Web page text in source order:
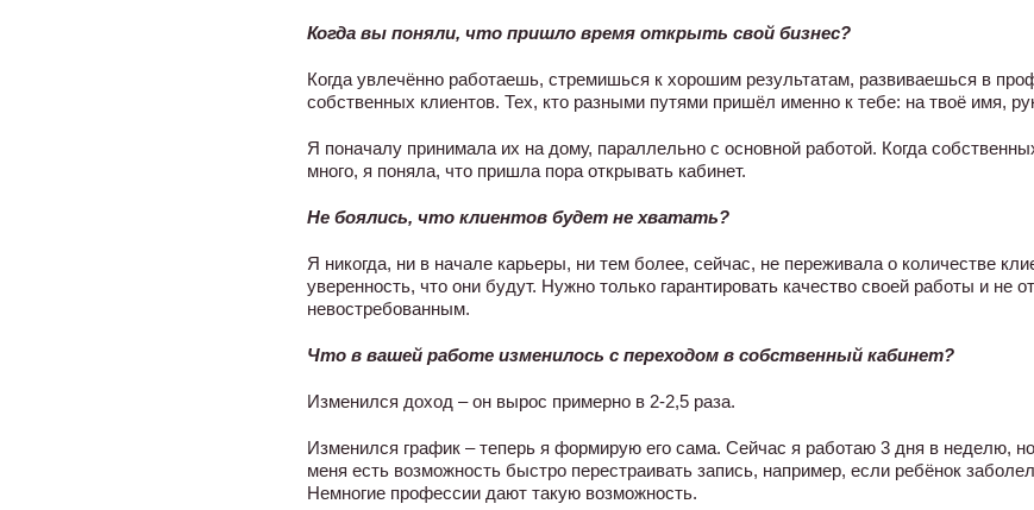
Когда вы поняли, что пришло время открыть свой бизнес?
Когда увлечённо работаешь, стремишься к хорошим результатам, развиваешься в
собственных клиентов. Тех, кто разными путями пришёл именно к тебе: на твоё имя,
Я поначалу принимала их на дому, параллельно с основной работой. Когда
много, я поняла, что пришла пора открывать кабинет.
Не боялись, что клиентов будет не хватать?
Я никогда, ни в начале карьеры, ни тем более, сейчас, не переживала о количестве
уверенность, что они будут. Нужно только гарантировать качество своей работы и не
невостребованным.
Что в вашей работе изменилось с переходом в собственный кабинет?
Изменился доход – он вырос примерно в 2-2,5 раза.
Изменился график – теперь я формирую его сама. Сейчас я работаю 3 дня в неделю,
меня есть возможность быстро перестраивать запись, например, если ребёнок
Немногие профессии дают такую возможность.